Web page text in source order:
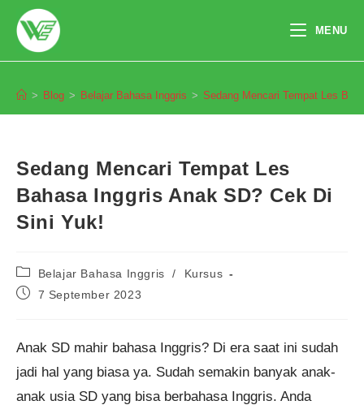
content
MENU
> Blog > Belajar Bahasa Inggris > Sedang Mencari Tempat Les
Sedang Mencari Tempat Les
Bahasa Inggris Anak SD? Cek Di
Sini Yuk!
Post
category:
Belajar Bahasa Inggris /
Kursus
Post7 September 2023
Anak SD mahir bahasa Inggris? Di era saat ini sudah
jadi hal yang biasa ya. Sudah semakin banyak anak-
anak usia SD yang bisa berbahasa Inggris. Anda